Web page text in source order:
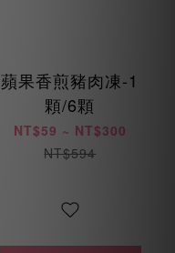
蘋果香煎豬肉凍-1
顆/6顆
NT$59 ~ NT$300
NT$594